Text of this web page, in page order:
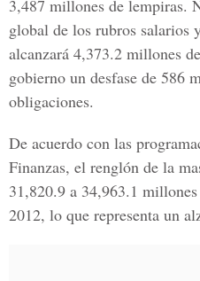
3,487 millones de lempiras.
global de los rubros salarios
alcanzará 4,373.2 millones
gobierno un desfase de 586
obligaciones.
De acuerdo con las
Finanzas, el renglón de la
31,820.9 a 34,963.1
2012, lo que representa un